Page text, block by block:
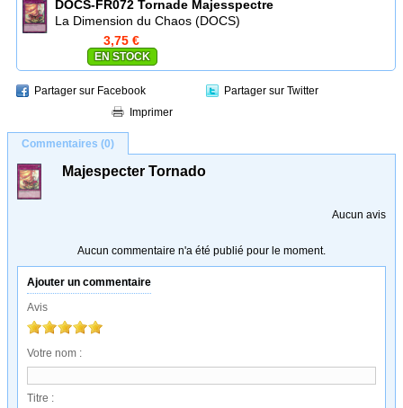
DOCS-FR072 Tornade Majesspectre
La Dimension du Chaos (DOCS)
3,75 €
EN STOCK
Partager sur Facebook
Partager sur Twitter
Imprimer
Commentaires (0)
Majespecter Tornado
Aucun avis
Aucun commentaire n'a été publié pour le moment.
Ajouter un commentaire
Avis
Votre nom :
Titre :